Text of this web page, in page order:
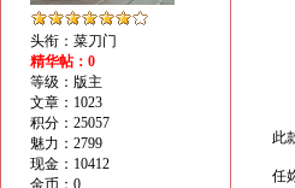
头衔：菜刀门
精华帖：0
等级：版主
文章：1023
积分：25057
魅力：2799
现金：10412
金币：0
此款3
任妳